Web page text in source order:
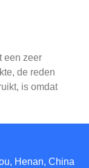
een zeer
de reden
is omdat
Henan, China